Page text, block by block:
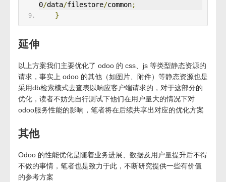
0/data/filestore/common;
}
延伸
以上方案我们主要优化了 odoo 的 css、js 等类型静态资源的
请求，事实上 odoo 的其他（如图片、附件）等静态资源也是
采用db检索模式去查表以响应客户端请求的，对于这部分的
优化，读者不妨先自行测试下他们在用户量大的情况下对
odoo服务性能的影响，笔者将在后续共享出对应的优化方案
其他
Odoo 的性能优化是随着业务进展、数据及用户量提升后不得
不做的事情，笔者也是致力于此，不断研究提供一些有价值
的参考方案